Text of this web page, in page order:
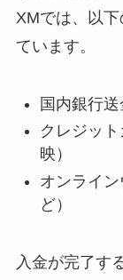
XMでは、以
ています。
国内銀行送
クレジッ
映）
オンライ
ど）
入金が完了す